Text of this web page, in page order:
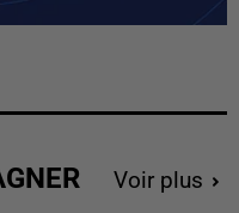
Voir plus